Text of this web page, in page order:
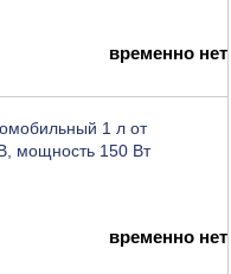
временно нет
1 л от
мощность 150 Вт
временно нет